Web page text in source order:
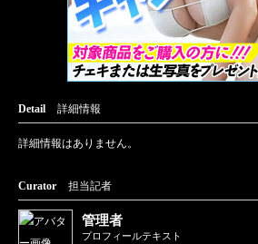
Detail 詳細情報
詳細情報はありません。
Curator 担当記者
管理者
プロフィールテキスト